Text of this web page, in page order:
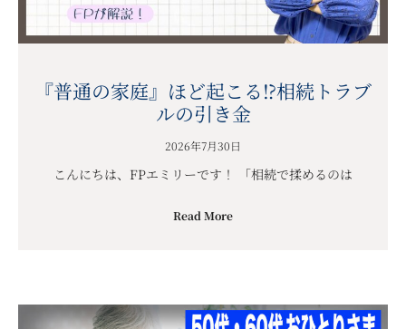
『普通の家庭』ほど起こる⁉︎相続トラブ
ルの引き金
2026年7月30日
こんにちは、FPエミリーです！ 「相続で揉めるのは
Read More